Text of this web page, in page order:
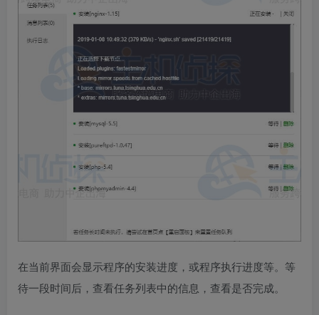
在当前界面会显示程序的安装进度，或程序执行进度等。等
待一段时间后，查看任务列表中的信息，查看是否完成。